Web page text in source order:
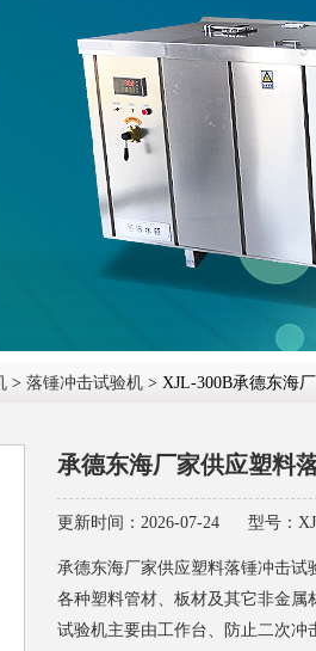
> 落锤冲击试验机 > XJL-300B承德东海
承德东海厂家供应塑料
更新时间：2026-07-24 型号：
承德东海厂家供应塑料落锤冲击试
各种塑料管材、板材及其它非金属
试验机主要由工作台、防止二次冲